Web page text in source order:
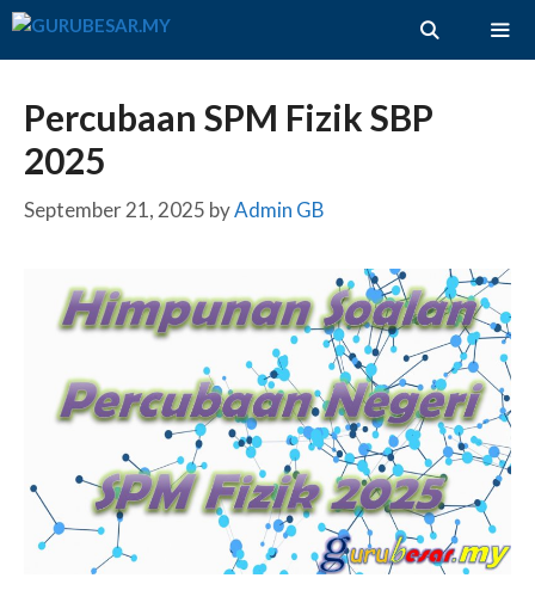
Skip
Percubaan SPM Fizik SBP
2025
September 21, 2025 byAdmin GB